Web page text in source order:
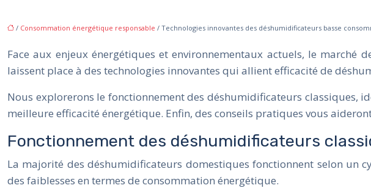
/ Consommation énergétique responsable / Technologies innovantes des déshumidificateurs basse
Face aux enjeux énergétiques et environnementaux actuels, le marché
laissent place à des technologies innovantes qui allient efficacité de
Nous explorerons le fonctionnement des déshumidificateurs classiques,
meilleure efficacité énergétique. Enfin, des conseils pratiques vous
Fonctionnement des déshumidificateurs
La majorité des déshumidificateurs domestiques fonctionnent selon un
des faiblesses en termes de consommation énergétique.